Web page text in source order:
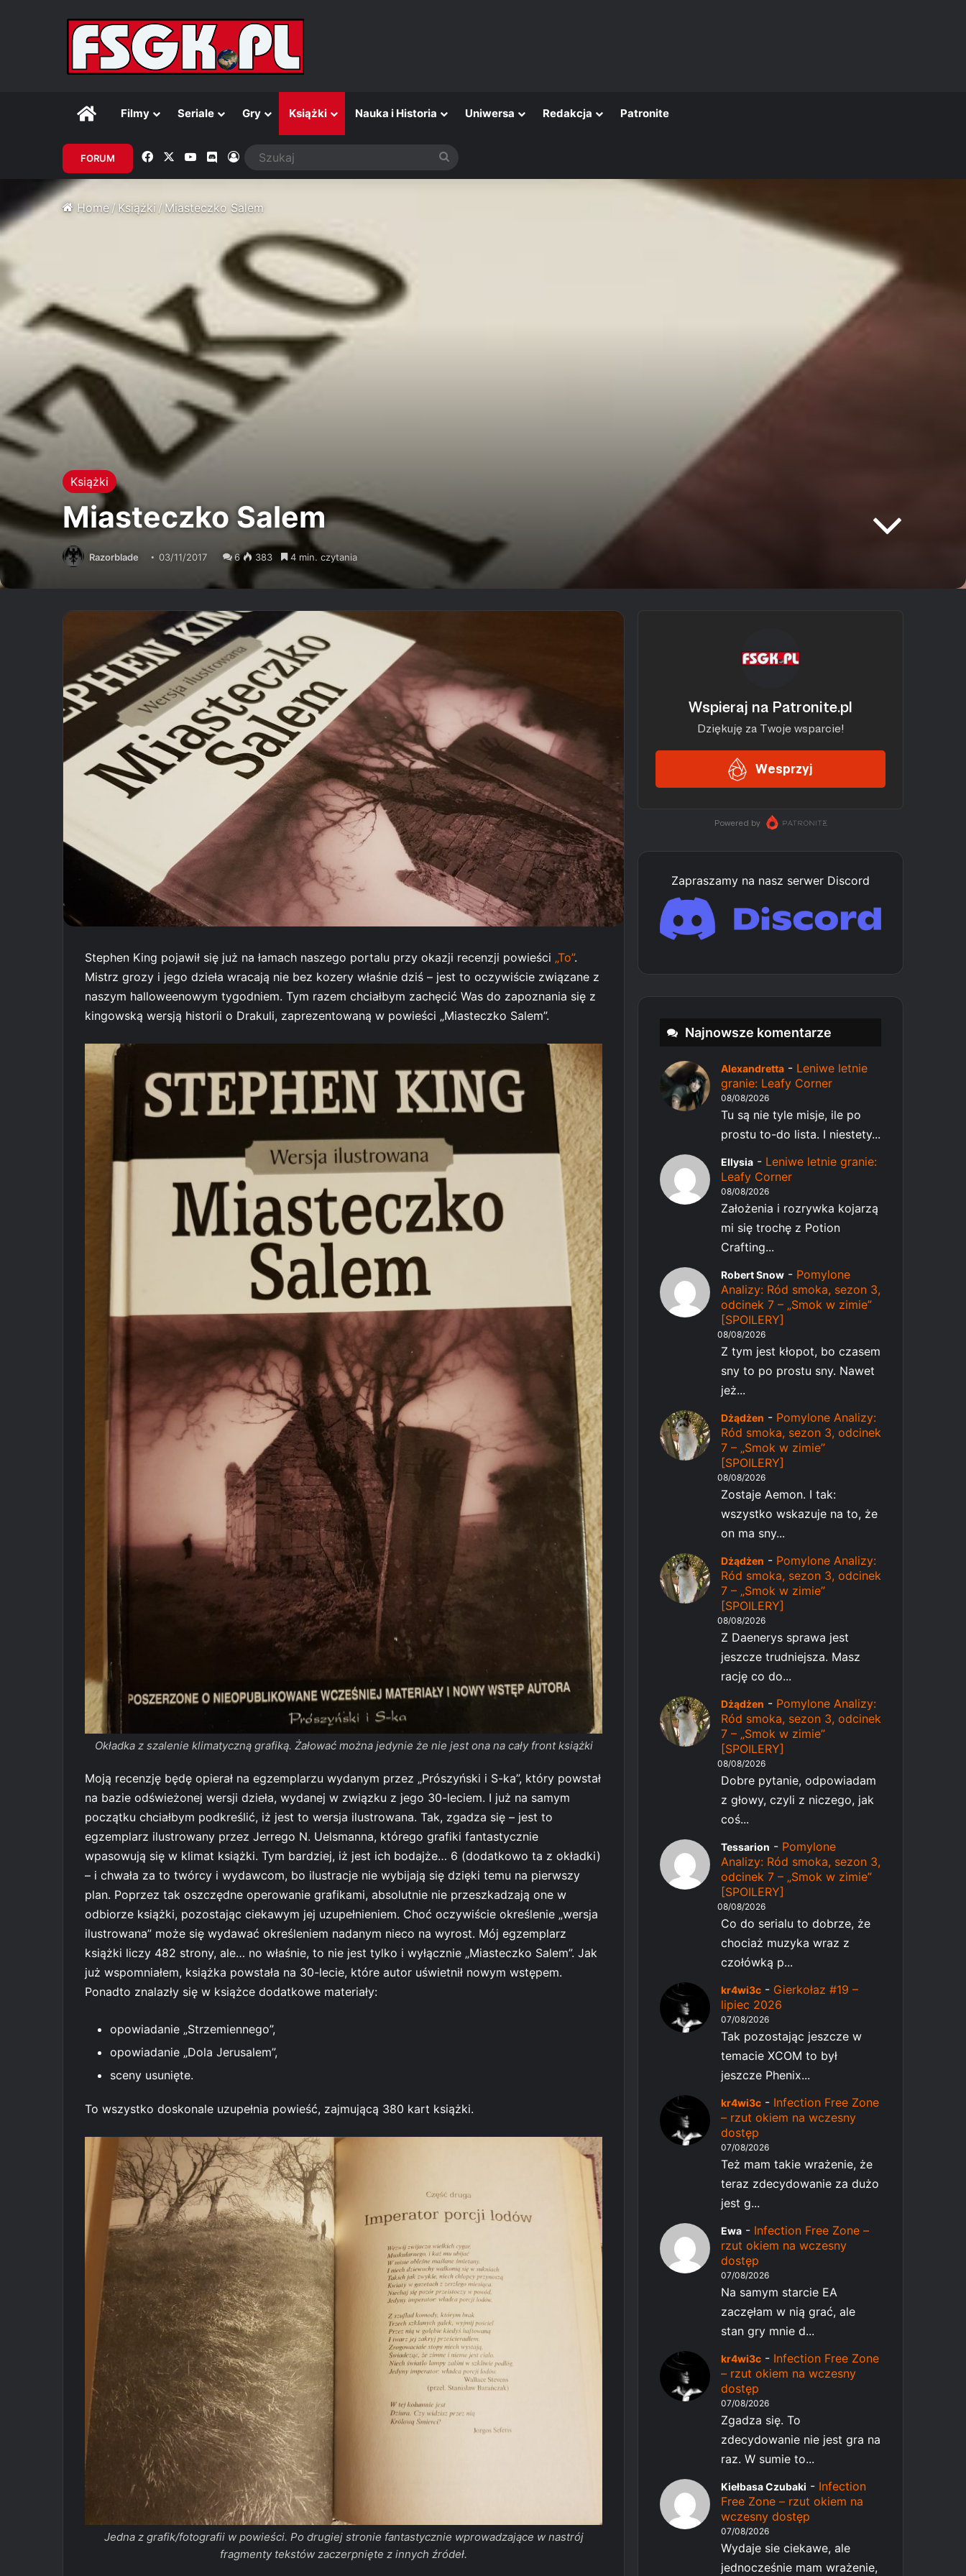
GłównaFilmy Seriale Gry Książki Nauka i Historia Uniwersa Redakcja Patronite
FORUM Facebook YouTubeDiscordZaloguj
Home /Książki /Miasteczko Salem
Książki
Miasteczko Salem
Razorblade 03/11/2017 6 383 4 min. czytania
Stephen King pojawił się już na łamach naszego portalu przy okazji recenzji powieści „To”.
Mistrz grozy i jego dzieła wracają nie bez kozery właśnie dziś – jest to oczywiście związane z
naszym halloweenowym tygodniem. Tym razem chciałbym zachęcić Was do zapoznania się z
kingowską wersją historii o Drakuli, zaprezentowaną w powieści „Miasteczko Salem”.
Okładka z szalenie klimatyczną grafiką. Żałować można jedynie że nie jest ona na cały front książki
Moją recenzję będę opierał na egzemplarzu wydanym przez „Prószyński i S-ka”, który powstał
na bazie odświeżonej wersji dzieła, wydanej w związku z jego 30-leciem. I już na samym
początku chciałbym podkreślić, iż jest to wersja ilustrowana. Tak, zgadza się – jest to
egzemplarz ilustrowany przez Jerrego N. Uelsmanna, którego grafiki fantastycznie
wpasowują się w klimat książki. Tym bardziej, iż jest ich bodajże… 6 (dodatkowo ta z okładki)
– i chwała za to twórcy i wydawcom, bo ilustracje nie wybijają się dzięki temu na pierwszy
plan. Poprzez tak oszczędne operowanie grafikami, absolutnie nie przeszkadzają one w
odbiorze książki, pozostając ciekawym jej uzupełnieniem. Choć oczywiście określenie „wersja
ilustrowana” może się wydawać określeniem nadanym nieco na wyrost. Mój egzemplarz
książki liczy 482 strony, ale… no właśnie, to nie jest tylko i wyłącznie „Miasteczko Salem”. Jak
już wspomniałem, książka powstała na 30-lecie, które autor uświetnił nowym wstępem.
Ponadto znalazły się w książce dodatkowe materiały:
opowiadanie „Strzemiennego”,
opowiadanie „Dola Jerusalem”,
sceny usunięte.
To wszystko doskonale uzupełnia powieść, zajmującą 380 kart książki.
Jedna z grafik/fotografii w powieści. Po drugiej stronie fantastycznie wprowadzające w nastrój
fragmenty tekstów zaczerpnięte z innych źródeł.
Zapraszamy na nasz serwer Discord
Najnowsze komentarze
Alexandretta - Leniwe letnie
granie: Leafy Corner
08/08/2026
Tu są nie tyle misje, ile po
prostu to-do lista. I niestety...
Ellysia - Leniwe letnie granie:
Leafy Corner
08/08/2026
Założenia i rozrywka kojarzą
mi się trochę z Potion
Crafting...
Robert Snow - Pomylone
Analizy: Ród smoka, sezon 3,
odcinek 7 – „Smok w zimie”
[SPOILERY]
08/08/2026
Z tym jest kłopot, bo czasem
sny to po prostu sny. Nawet
jeż...
Dżądżen - Pomylone Analizy:
Ród smoka, sezon 3, odcinek
7 – „Smok w zimie”
[SPOILERY]
08/08/2026
Zostaje Aemon. I tak:
wszystko wskazuje na to, że
on ma sny...
Dżądżen - Pomylone Analizy:
Ród smoka, sezon 3, odcinek
7 – „Smok w zimie”
[SPOILERY]
08/08/2026
Z Daenerys sprawa jest
jeszcze trudniejsza. Masz
rację co do...
Dżądżen - Pomylone Analizy:
Ród smoka, sezon 3, odcinek
7 – „Smok w zimie”
[SPOILERY]
08/08/2026
Dobre pytanie, odpowiadam
z głowy, czyli z niczego, jak
coś...
Tessarion - Pomylone
Analizy: Ród smoka, sezon 3,
odcinek 7 – „Smok w zimie”
[SPOILERY]
08/08/2026
Co do serialu to dobrze, że
chociaż muzyka wraz z
czołówką p...
kr4wi3c - Gierkołaz #19 –
lipiec 2026
07/08/2026
Tak pozostając jeszcze w
temacie XCOM to był
jeszcze Phenix...
kr4wi3c - Infection Free Zone
– rzut okiem na wczesny
dostęp
07/08/2026
Też mam takie wrażenie, że
teraz zdecydowanie za dużo
jest g...
Ewa - Infection Free Zone –
rzut okiem na wczesny
dostęp
07/08/2026
Na samym starcie EA
zaczęłam w nią grać, ale
stan gry mnie d...
kr4wi3c - Infection Free Zone
– rzut okiem na wczesny
dostęp
07/08/2026
Zgadza się. To
zdecydowanie nie jest gra na
raz. W sumie to...
Kiełbasa Czubaki - Infection
Free Zone – rzut okiem na
wczesny dostęp
07/08/2026
Wydaje sie ciekawe, ale
jednocześnie mam wrażenie,